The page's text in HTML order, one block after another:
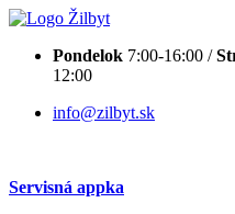
Pondelok 7:00-16:00 /
12:00
info@zilbyt.sk
Servisná appka